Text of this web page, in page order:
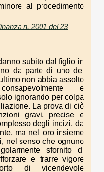
al procedimento
n. 2001 del 23
subito dal figlio in
da parte di uno dei
non abbia assolto
e
ignorando per colpa
La prova di ciò
gravi, precise e
degli indizi, da
ma nel loro insieme
nel senso che ognuno
sfornito di
e trarre vigore
di vicendevole